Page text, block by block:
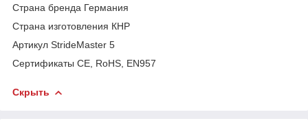
Страна бренда Германия
Страна изготовления КНР
Артикул StrideMaster 5
Сертификаты CE, RoHS, EN957
Скрыть